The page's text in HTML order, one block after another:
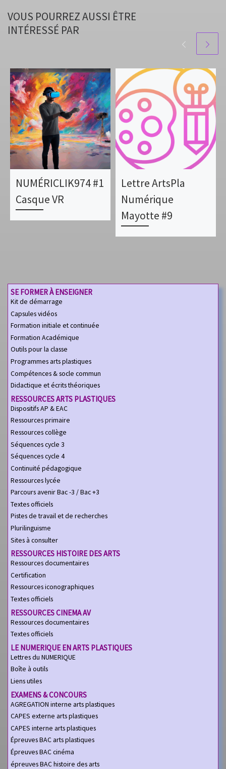
VOUS POURREZ AUSSI ÊTRE
INTÉRESSÉ PAR
NUMÉRICLIK974 #1
Casque VR
Lettre ArtsPla
Numérique
Mayotte #9
SE FORMER À ENSEIGNER
Kit de démarrage
Capsules vidéos
Formation initiale et continuée
Formation Académique
Outils pour la classe
Programmes arts plastiques
Compétences & socle commun
Didactique et écrits théoriques
RESSOURCES ARTS PLASTIQUES
Dispositifs AP & EAC
Ressources primaire
Ressources collège
Séquences cycle 3
Séquences cycle 4
Continuité pédagogique
Ressources lycée
Parcours avenir Bac -3 / Bac +3
Textes officiels
Pistes de travail et de recherches
Plurilinguisme
Sites à consulter
RESSOURCES HISTOIRE DES ARTS
Ressources documentaires
Certification
Ressources iconographiques
Textes officiels
RESSOURCES CINEMA AV
Ressources documentaires
Textes officiels
LE NUMERIQUE EN ARTS PLASTIQUES
Lettres du NUMERIQUE
Boîte à outils
Liens utiles
EXAMENS & CONCOURS
AGREGATION interne arts plastiques
CAPES externe arts plastiques
CAPES interne arts plastiques
Épreuves BAC arts plastiques
Épreuves BAC cinéma
épreuves BAC histoire des arts